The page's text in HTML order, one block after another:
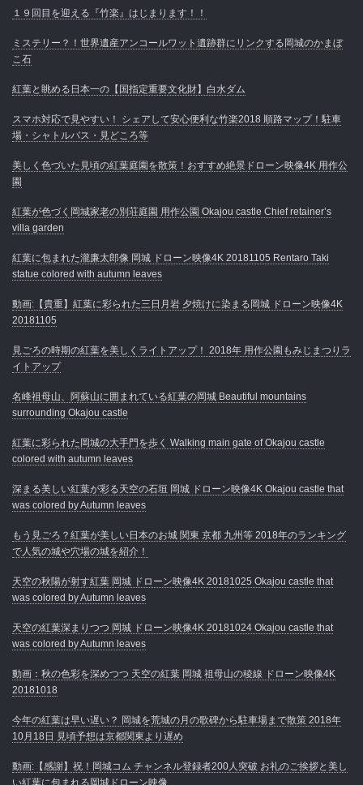
１９回目を迎える『竹楽』はじまります！！
ミステリー？！世界遺産アンコールワット遺跡群にリンクする岡城のかまぼ
こ石
紅葉と眺める日本一の【国指定重要文化財】白水ダム
スマホ対応で見やすい！ シェアして安心便利な竹楽2018 順路マップ！駐車
場・シャトルバス・見どころ等
美しく色づいた見頃の紅葉庭園を散策！おすすめ絶景ドローン映像4K 用作公
園
紅葉が色づく岡城家老の別荘庭園 用作公園 Okajou castle Chief retainer’s
villa garden
紅葉に包まれた瀧廉太郎像 岡城 ドローン映像4K 20181105 Rentaro Taki
statue colored with autumn leaves
動画:【貴重】紅葉に彩られた三日月岩 夕焼けに染まる岡城 ドローン映像4K
20181105
見ごろの時期の紅葉を美しくライトアップ！ 2018年 用作公園もみじまつりラ
イトアップ
名峰祖母山、阿蘇山に囲まれている紅葉の岡城 Beautiful mountains
surrounding Okajou castle
紅葉に彩られた岡城の大手門を歩く Walking main gate of Okajou castle
colored with autumn leaves
深まる美しい紅葉が彩る天空の石垣 岡城 ドローン映像4K Okajou castle that
was colored by Autumn leaves
もう見ごろ？紅葉が美しい日本のお城 関東 京都 九州等 2018年のランキング
で人気の城や穴場の城を紹介！
天空の秋陽が射す紅葉 岡城 ドローン映像4K 20181025 Okajou castle that
was colored by Autumn leaves
天空の紅葉深まりつつ 岡城 ドローン映像4K 20181024 Okajou castle that
was colored by Autumn leaves
動画：秋の色彩を深めつつ 天空の紅葉 岡城 祖母山の稜線 ドローン映像4K
20181018
今年の紅葉は早い遅い？ 岡城を荒城の月の歌碑から駐車場まで散策 2018年
10月18日 見頃予想は京都関東より遅め
動画:【感謝】祝！岡城コム チャンネル登録者200人突破 お礼のご挨拶と美し
い紅葉に包まれる岡城ドローン映像